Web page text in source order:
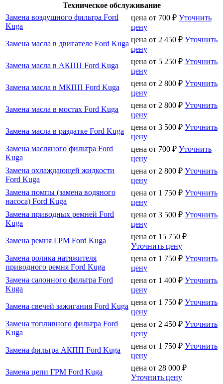
Техническое обслуживание
Замена воздушного фильтра Ford
Kuga
цена от 700 ₽ Уточнить
цену
Замена масла в двигателе Ford Kuga цена от 2 450 ₽ Уточнить
цену
Замена масла в АКПП Ford Kuga
цена от 5 250 ₽ Уточнить
цену
Замена масла в МКПП Ford Kuga
цена от 2 800 ₽ Уточнить
цену
Замена масла в мостах Ford Kuga
цена от 2 800 ₽ Уточнить
цену
Замена масла в раздатке Ford Kuga
цена от 3 500 ₽ Уточнить
цену
Замена масляного фильтра Ford
Kuga
цена от 700 ₽ Уточнить
цену
Замена охлаждающей жидкости
Ford Kuga
цена от 2 800 ₽ Уточнить
цену
Замена помпы (замена водяного
насоса) Ford Kuga
цена от 1 750 ₽ Уточнить
цену
Замена приводных ремней Ford
Kuga
цена от 3 500 ₽ Уточнить
цену
Замена ремня ГРМ Ford Kuga
цена от 15 750 ₽
Уточнить цену
Замена ролика натяжителя
приводного ремня Ford Kuga
цена от 1 750 ₽ Уточнить
цену
Замена салонного фильтра Ford
Kuga
цена от 1 400 ₽ Уточнить
цену
Замена свечей зажигания Ford Kuga цена от 1 750 ₽ Уточнить
цену
Замена топливного фильтра Ford
Kuga
цена от 2 450 ₽ Уточнить
цену
Замена фильтра АКПП Ford Kuga
цена от 1 750 ₽ Уточнить
цену
Замена цепи ГРМ Ford Kuga
цена от 28 000 ₽
Уточнить цену